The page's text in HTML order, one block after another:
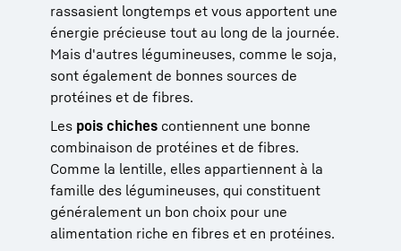
rassasient longtemps et vous apportent une
énergie précieuse tout au long de la journée.
Mais d'autres légumineuses, comme le soja,
sont également de bonnes sources de
protéines et de fibres.
Les pois chiches contiennent une bonne
combinaison de protéines et de fibres.
Comme la lentille, elles appartiennent à la
famille des légumineuses, qui constituent
généralement un bon choix pour une
alimentation riche en fibres et en protéines.